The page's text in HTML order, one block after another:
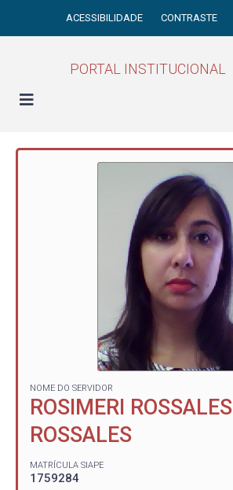
ACESSIBILIDADE CONTRASTE
PORTAL INSTITUCIONAL
NOME DO SERVIDOR
ROSIMERI ROSSALES
ROSSALES
MATRÍCULA SIAPE
1759284